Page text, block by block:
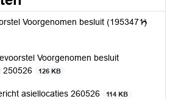
Voorgenomen besluit (1953471)
Voorgenomen besluit
250526
126 KB
asiellocaties 260526 114 KB